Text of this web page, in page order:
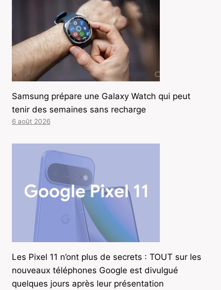
Samsung prépare une Galaxy Watch qui peut
tenir des semaines sans recharge
6 août 2026
Les Pixel 11 n’ont plus de secrets : TOUT sur les
nouveaux téléphones Google est divulgué
quelques jours après leur présentation